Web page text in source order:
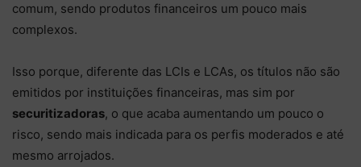
comum, sendo produtos financeiros um pouco mais
complexos.
Isso porque, diferente das LCIs e LCAs, os títulos não são
emitidos por instituições financeiras, mas sim por
securitizadoras, o que acaba aumentando um pouco o
risco, sendo mais indicada para os perfis moderados e até
mesmo arrojados.